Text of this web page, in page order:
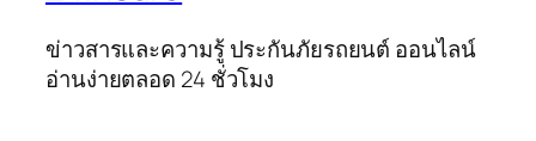
ข่าวสารและความรู้ ประกันภัยรถยนต์ ออนไลน์
อ่านง่ายตลอด 24 ชั่วโมง